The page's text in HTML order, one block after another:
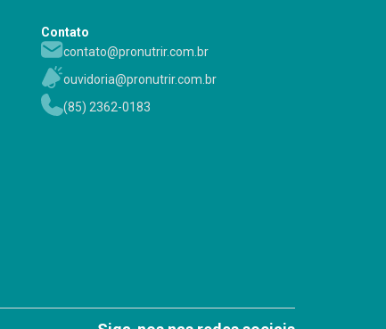
Contato
contato@pronutrir.com.br
ouvidoria@pronutrir.com.br
(85) 2362-0183